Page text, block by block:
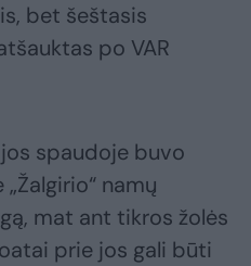
bet šeštasis
po VAR
spaudoje buvo
namų
mat ant tikros žolės
prie jos gali būti